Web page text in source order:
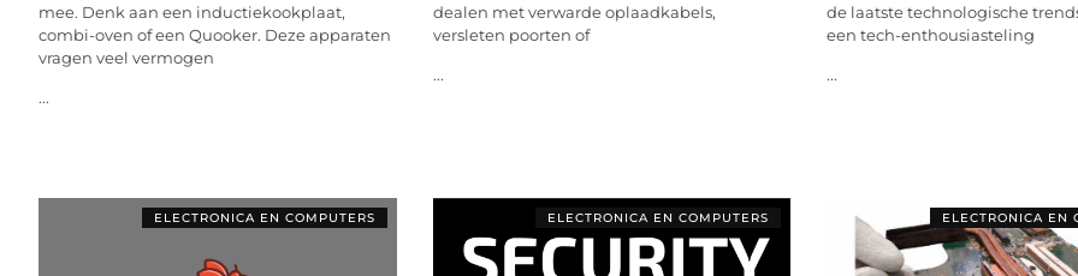
mee. Denk aan een inductiekookplaat,
combi-oven of een Quooker. Deze apparaten
vragen veel vermogen
...
dealen met verwarde oplaadkabels,
versleten poorten of
...
de laatste technologische
een tech-enthousiasteling
...
ELECTRONICA EN COMPUTERS ELECTRONICA EN COMPUTERS ELECTRONICA EN